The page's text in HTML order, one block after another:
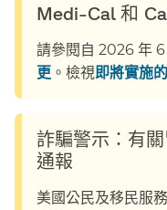
Medi-Cal 和
請參閱自 2026 年 6
更 。檢視 即將實施
詐騙警示：有
通報​​
美國公民及移民服